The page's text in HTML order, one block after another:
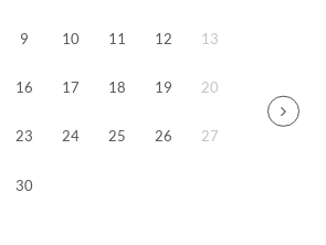
9 10 11 12 13
16 17 18 19 20
23 24 25 26 27
30